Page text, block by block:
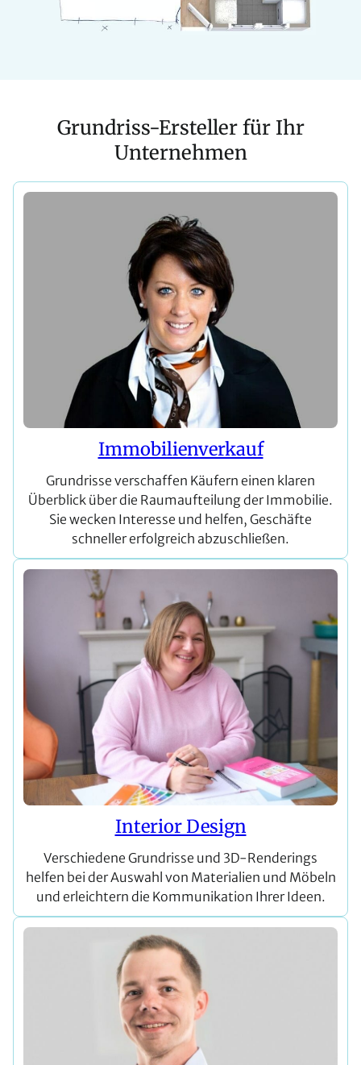
Grundriss-Ersteller für Ihr
Unternehmen
Immobilienverkauf
Grundrisse verschaffen Käufern einen klaren
Überblick über die Raumaufteilung der Immobilie.
Sie wecken Interesse und helfen, Geschäfte
schneller erfolgreich abzuschließen.
Interior Design
Verschiedene Grundrisse und 3D-Renderings
helfen bei der Auswahl von Materialien und Möbeln
und erleichtern die Kommunikation Ihrer Ideen.